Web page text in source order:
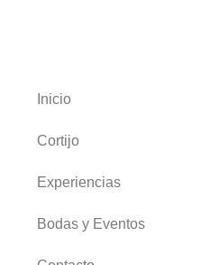
Inicio
Cortijo
Experiencias
Bodas y Eventos